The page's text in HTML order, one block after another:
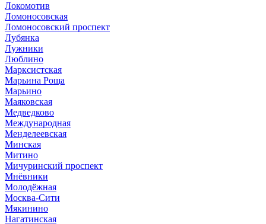
Локомотив
Ломоносовская
Ломоносовский проспект
Лубянка
Лужники
Люблино
Марксистская
Марьина Роща
Марьино
Маяковская
Медведково
Международная
Менделеевская
Минская
Митино
Мичуринский проспект
Мнёвники
Молодёжная
Москва-Сити
Мякинино
Нагатинская